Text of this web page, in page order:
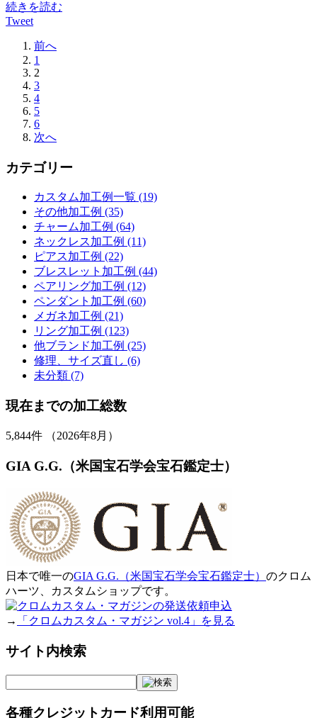
続きを読む
Tweet
前へ
1
2
3
4
5
6
次へ
カテゴリー
カスタム加工例一覧 (19)
その他加工例 (35)
チャーム加工例 (64)
ネックレス加工例 (11)
ピアス加工例 (22)
ブレスレット加工例 (44)
ペアリング加工例 (12)
ペンダント加工例 (60)
メガネ加工例 (21)
リング加工例 (123)
他ブランド加工例 (25)
修理、サイズ直し (6)
未分類 (7)
現在までの加工総数
5,844件 （2026年8月）
GIA G.G.（米国宝石学会宝石鑑定士）
日本で唯一のGIA G.G.（米国宝石学会宝石鑑定士） のクロム
ハーツ、カスタムショップです。
→ 「クロムカスタム・マガジン vol.4」を見る
サイト内検索
各種クレジットカード利用可能